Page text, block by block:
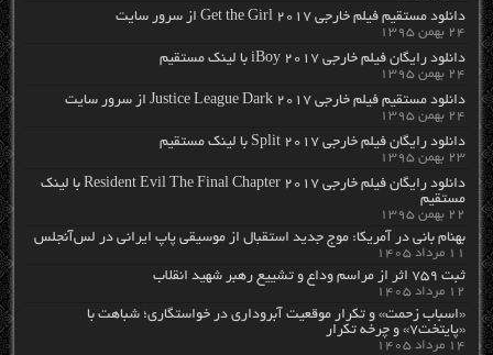
دانلود مستقیم فیلم خارجی Get the Girl 2017 از سرور سایت
۲۴ بهمن ۱۳۹۵
دانلود رایگان فیلم خارجی iBoy 2017 با لینک مستقیم
۲۴ بهمن ۱۳۹۵
دانلود مستقیم فیلم خارجی Justice League Dark 2017 از سرور سایت
۲۴ بهمن ۱۳۹۵
دانلود رایگان فیلم خارجی Split 2017 با لینک مستقیم
۲۳ بهمن ۱۳۹۵
دانلود رایگان فیلم خارجی Resident Evil The Final Chapter 2017 با لینک
مستقیم
۲۲ بهمن ۱۳۹۵
بهنام بانی در آمریکا: موج جدید استقبال از موسیقی پاپ ایرانی در لس‌آنجلس
۱۱ مرداد ۱۴۰۵
ثبت ۷۵۹ اثر از مراسم وداع و تشییع رهبر شهید انقلاب
۱۲ مرداد ۱۴۰۵
«اسباب زحمت» و تکرار موقعیت آبروداری در خواستگاری؛ شباهت با
«پایتخت۷» و چرخه تکرار
۱۴ مرداد ۱۴۰۵